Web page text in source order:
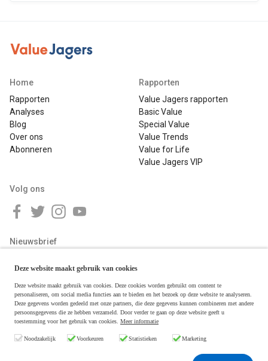
Home
Rapporten
Analyses
Blog
Over ons
Abonneren
Rapporten
Value Jagers rapporten
Basic Value
Special Value
Value Trends
Value for Life
Value Jagers VIP
Volg ons
Nieuwsbrief
Deze website maakt gebruik van cookies
Deze website maakt gebruik van cookies. Deze cookies worden gebruikt om content te
personaliseren, om social media functies aan te bieden en het bezoek op deze website te analyseren.
Deze gegevens worden gedeeld met onze partners, die deze gegevens kunnen combineren met andere
persoonsgegevens die ze hebben verzameld. Door verder te gaan op deze website geeft u
toestemming voor het gebruik van cookies. Meer informatie
Noodzakelijk Voorkeuren Statistieken Marketing